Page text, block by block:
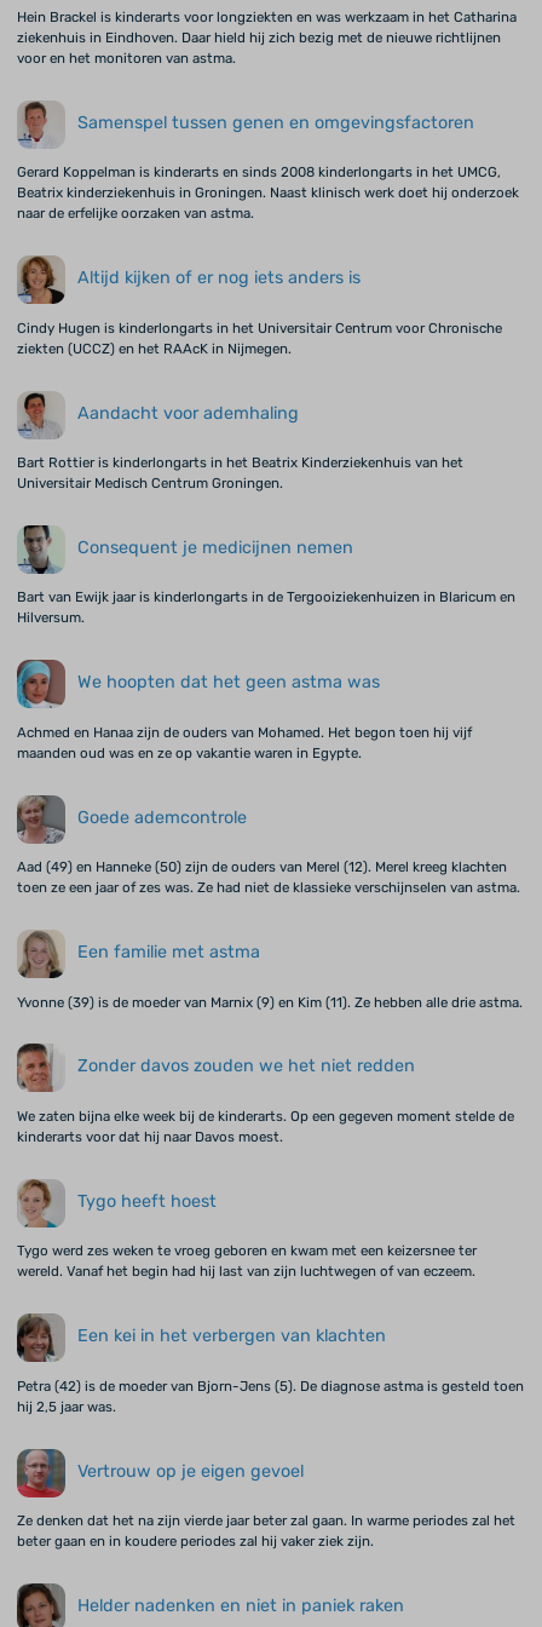
Hein Brackel is kinderarts voor longziekten en was werkzaam in het Catharina
ziekenhuis in Eindhoven. Daar hield hij zich bezig met de nieuwe richtlijnen
voor en het monitoren van astma.
Samenspel tussen genen en omgevingsfactoren
Gerard Koppelman is kinderarts en sinds 2008 kinderlongarts in het UMCG,
Beatrix kinderziekenhuis in Groningen. Naast klinisch werk doet hij onderzoek
naar de erfelijke oorzaken van astma.
Altijd kijken of er nog iets anders is
Cindy Hugen is kinderlongarts in het Universitair Centrum voor Chronische
ziekten (UCCZ) en het RAAcK in Nijmegen.
Aandacht voor ademhaling
Bart Rottier is kinderlongarts in het Beatrix Kinderziekenhuis van het
Universitair Medisch Centrum Groningen.
Consequent je medicijnen nemen
Bart van Ewijk jaar is kinderlongarts in de Tergooiziekenhuizen in Blaricum en
Hilversum.
We hoopten dat het geen astma was
Achmed en Hanaa zijn de ouders van Mohamed. Het begon toen hij vijf
maanden oud was en ze op vakantie waren in Egypte.
Goede ademcontrole
Aad (49) en Hanneke (50) zijn de ouders van Merel (12). Merel kreeg klachten
toen ze een jaar of zes was. Ze had niet de klassieke verschijnselen van astma.
Een familie met astma
Yvonne (39) is de moeder van Marnix (9) en Kim (11). Ze hebben alle drie astma.
Zonder davos zouden we het niet redden
We zaten bijna elke week bij de kinderarts. Op een gegeven moment stelde de
kinderarts voor dat hij naar Davos moest.
Tygo heeft hoest
Tygo werd zes weken te vroeg geboren en kwam met een keizersnee ter
wereld. Vanaf het begin had hij last van zijn luchtwegen of van eczeem.
Een kei in het verbergen van klachten
Petra (42) is de moeder van Bjorn-Jens (5). De diagnose astma is gesteld toen
hij 2,5 jaar was.
Vertrouw op je eigen gevoel
Ze denken dat het na zijn vierde jaar beter zal gaan. In warme periodes zal het
beter gaan en in koudere periodes zal hij vaker ziek zijn.
Helder nadenken en niet in paniek raken